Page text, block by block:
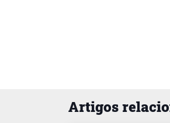
Artigos